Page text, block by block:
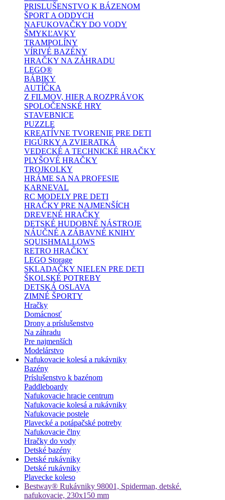
PRISLUŠENSTVO K BÁZENOM
ŠPORT A ODDYCH
NAFUKOVAČKY DO VODY
ŠMYKĽAVKY
TRAMPOLÍNY
VÍRIVÉ BAZÉNY
HRAČKY NA ZÁHRADU
LEGO®
BÁBIKY
AUTÍČKA
Z FILMOV, HIER A ROZPRÁVOK
SPOLOČENSKÉ HRY
STAVEBNICE
PUZZLE
KREATÍVNE TVORENIE PRE DETI
FIGÚRKY A ZVIERATKÁ
VEDECKÉ A TECHNICKÉ HRAČKY
PLYŠOVÉ HRAČKY
TROJKOLKY
HRÁME SA NA PROFESIE
KARNEVAL
RC MODELY PRE DETI
HRAČKY PRE NAJMENŠÍCH
DREVENÉ HRAČKY
DETSKÉ HUDOBNÉ NÁSTROJE
NÁUČNÉ A ZÁBAVNÉ KNIHY
SQUISHMALLOWS
RETRO HRAČKY
LEGO Storage
SKLADAČKY NIELEN PRE DETI
ŠKOLSKÉ POTREBY
DETSKÁ OSLAVA
ZIMNÉ ŠPORTY
Hračky
Domácnosť
Drony a príslušenstvo
Na záhradu
Pre najmenších
Modelárstvo
Nafukovacie kolesá a rukávniky
Bazény
Príslušenstvo k bazénom
Paddleboardy
Nafukovacie hracie centrum
Nafukovacie kolesá a rukávniky
Nafukovacie postele
Plavecké a potápačské potreby
Nafukovacie člny
Hračky do vody
Detské bazény
Detské rukávniky
Detské rukávniky
Plavecke koleso
Bestway® Rukávniky 98001, Spiderman, detské.
nafukovacie, 230x150 mm